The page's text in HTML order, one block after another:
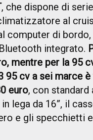
, che dispone di
al
computer di
integrato.
mentre per la 95
95 cv a sei marce
euro, con
lega da 16”, il
e gli specchietti